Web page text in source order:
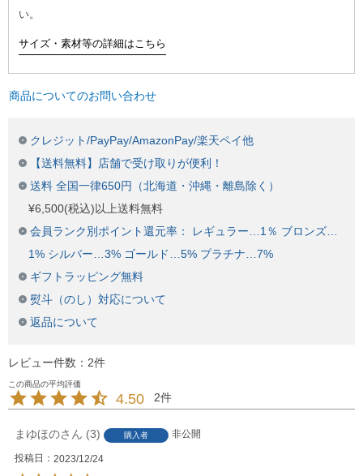
い。
サイズ・素材等の詳細はこちら
商品についてのお問い合わせ
クレジット/PayPay/AmazonPay/楽天ペイ他
【送料無料】店舗で受け取りが便利！
送料 全国一律650円（北海道・沖縄・離島除く）
¥6,500(税込)以上送料無料
会員ランク別ポイント還元率： レギュラー…1％ ブロンズ…
1% シルバー…3% ゴールド…5% プラチナ…7%
ギフトラッピング無料
熨斗（のし）対応について
返品について
レビュー件数：2件
4.50 2
まゆほの 3 購入者 非公開
投稿日 2023/12/24